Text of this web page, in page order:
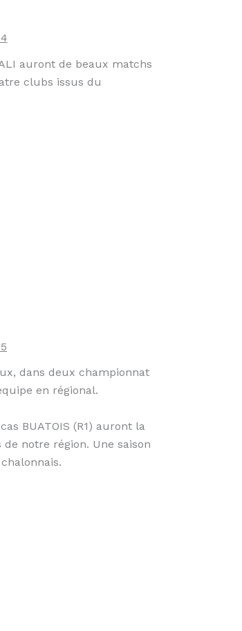
auront de beaux matchs
clubs issus du
dans deux championnat
en régional.
BUATOIS (R1) auront la
notre région. Une saison